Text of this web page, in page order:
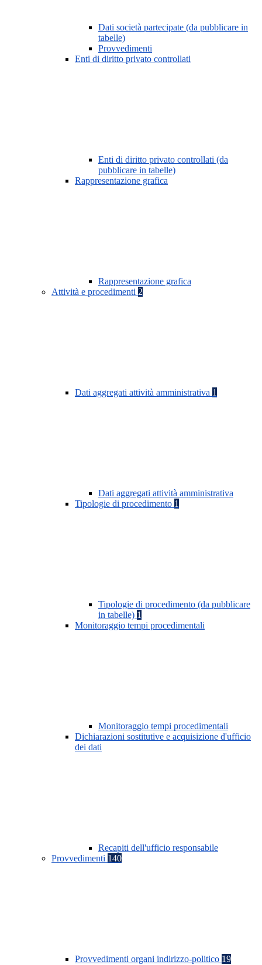
Dati società partecipate (da pubblicare in
tabelle)
Provvedimenti
Enti di diritto privato controllati
Enti di diritto privato controllati (da
pubblicare in tabelle)
Rappresentazione grafica
Rappresentazione grafica
Attività e procedimenti 2
Dati aggregati attività amministrativa 1
Dati aggregati attività amministrativa
Tipologie di procedimento 1
Tipologie di procedimento (da pubblicare
in tabelle) 1
Monitoraggio tempi procedimentali
Monitoraggio tempi procedimentali
Dichiarazioni sostitutive e acquisizione d'ufficio
dei dati
Recapiti dell'ufficio responsabile
Provvedimenti 140
Provvedimenti organi indirizzo-politico 19